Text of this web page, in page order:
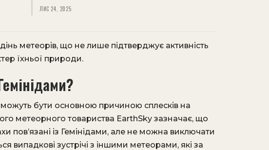
ЛИС 24, 2025
метеорів, що не лише підтверджує активність
їхньої природи.
бути основною причиною сплесків на
метеорного товариства EarthSky зазначає, що
пов’язані із Гемінідами, але не можна виключати
випадкові зустрічі з іншими метеорами, які за